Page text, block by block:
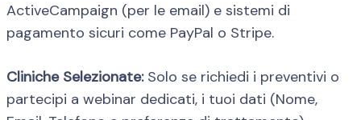
ActiveCampaign (per le email) e sistemi di
pagamento sicuri come PayPal o Stripe.
Cliniche Selezionate:Solo se richiedi i preventivi o
partecipi a webinar dedicati, i tuoi dati (Nome,